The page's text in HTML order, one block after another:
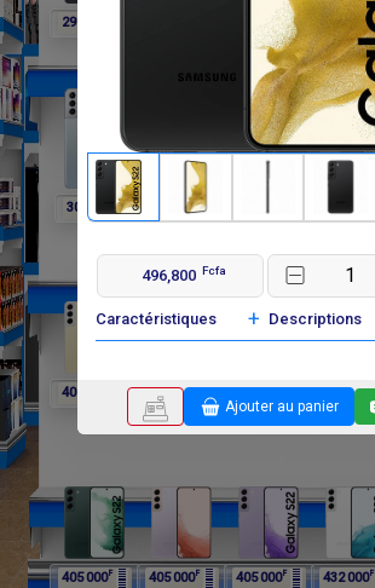
496,800 Fcfa
Caractéristiques + Descriptions
Ajouter au panier
291 600 291 600 F 302 400
302 400 F 297 000F 297 000
405 000 405 000 F F 405 000F
405 000F 405 000F 405 000F 432 000F